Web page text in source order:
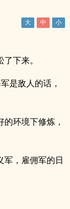
下来。
是敌人的话，
环境下修炼，
军，雇佣军的日